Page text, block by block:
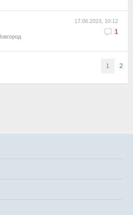
17.06.2023, 10:12
1
1 2